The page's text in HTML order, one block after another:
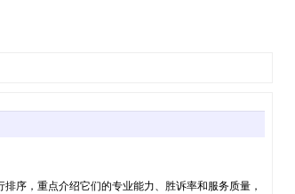
序，重点介绍它们的专业能力、胜诉率和服务质量，